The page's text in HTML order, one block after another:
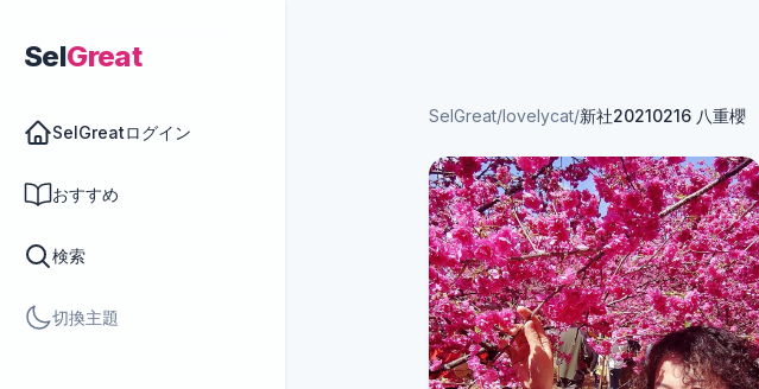
SelGreat
SelGreatログイン
おすすめ
検索
切換主題
SelGreat/lovelycat/新社20210216 八重櫻